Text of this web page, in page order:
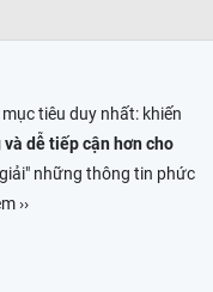
tiêu duy nhất: khiến
dễ tiếp cận hơn cho
những thông tin phức
››